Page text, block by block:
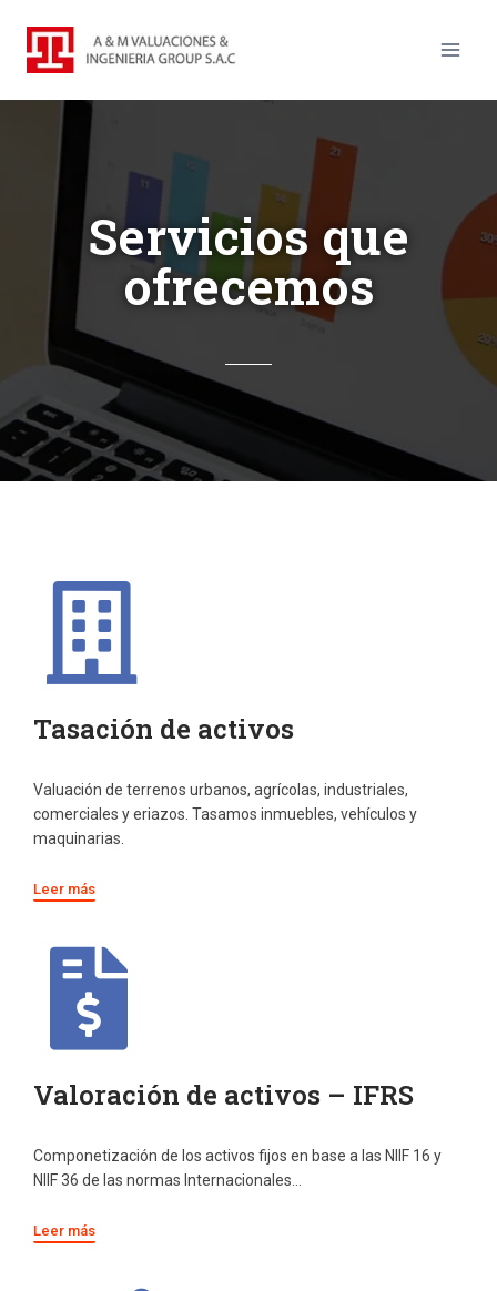
Servicios que
ofrecemos
Tasación de activos
Valuación de terrenos urbanos, agrícolas, industriales,
comerciales y eriazos. Tasamos inmuebles, vehículos y
maquinarias.
Leer más
Valoración de activos – IFRS
Componetización de los activos fijos en base a las NIIF 16 y
NIIF 36 de las normas Internacionales…
Leer más